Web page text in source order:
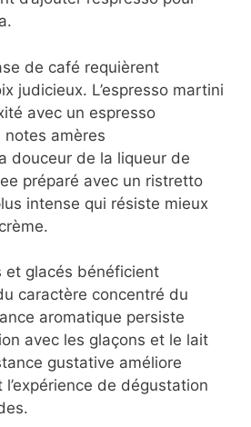
de café requièrent
judicieux. L’espresso martini
avec un espresso
amères
douceur de la liqueur de
préparé avec un ristretto
intense qui résiste mieux
et glacés bénéficient
caractère concentré du
aromatique persiste
avec les glaçons et le lait
gustative améliore
de dégustation